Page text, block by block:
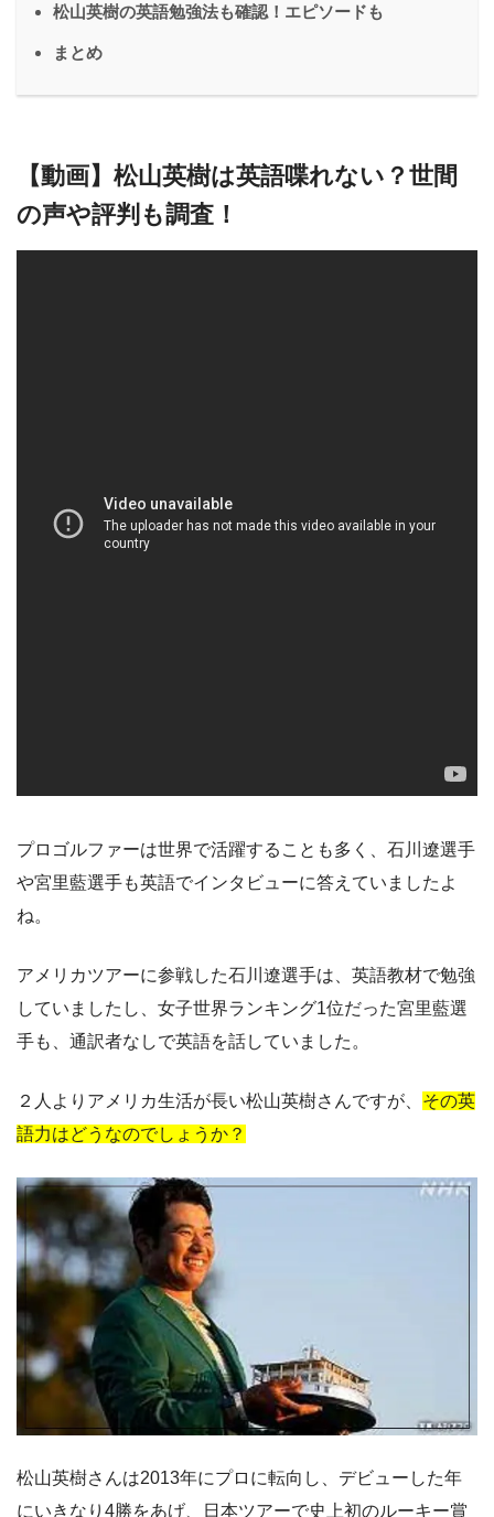
松山英樹の英語勉強法も確認！エピソードも
まとめ
【動画】松山英樹は英語喋れない？世間
の声や評判も調査！
プロゴルファーは世界で活躍することも多く、石川遼選手
や宮里藍選手も英語でインタビューに答えていましたよ
ね。
アメリカツアーに参戦した石川遼選手は、英語教材で勉強
していましたし、女子世界ランキング1位だった宮里藍選
手も、通訳者なしで英語を話していました。
２人よりアメリカ生活が長い松山英樹さんですが、 その英
語力はどうなのでしょうか？
松山英樹さんは2013年にプロに転向し、デビューした年
にいきなり4勝をあげ、日本ツアーで史上初のルーキー賞